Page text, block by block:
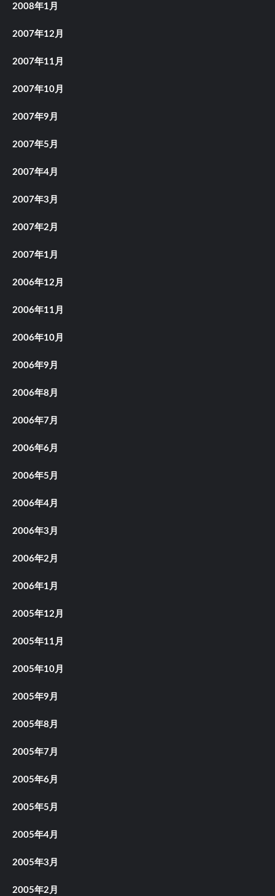
2008年1月
2007年12月
2007年11月
2007年10月
2007年9月
2007年5月
2007年4月
2007年3月
2007年2月
2007年1月
2006年12月
2006年11月
2006年10月
2006年9月
2006年8月
2006年7月
2006年6月
2006年5月
2006年4月
2006年3月
2006年2月
2006年1月
2005年12月
2005年11月
2005年10月
2005年9月
2005年8月
2005年7月
2005年6月
2005年5月
2005年4月
2005年3月
2005年2月